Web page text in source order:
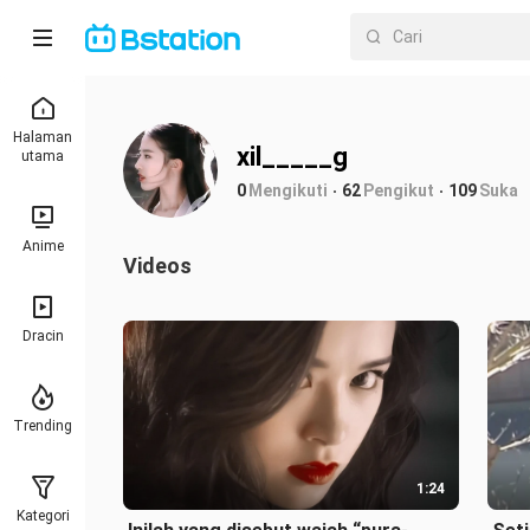
Halaman
utama
Anime
Dracin
Trending
Kategori
xil_____g
0Mengikuti 62Pengikut 109Suka
Videos
1:24